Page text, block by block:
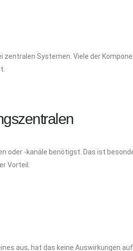
Systemen. Viele der
oder -kanäle benötigst. Das ist
Vorteil.
aus, hat das keine Auswirkungen